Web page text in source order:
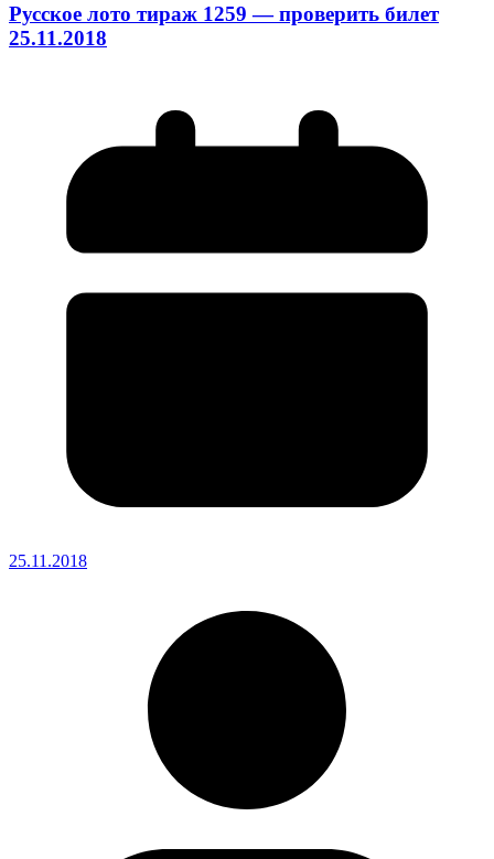
Русское лото тираж 1259 — проверить билет
25.11.2018
25.11.2018